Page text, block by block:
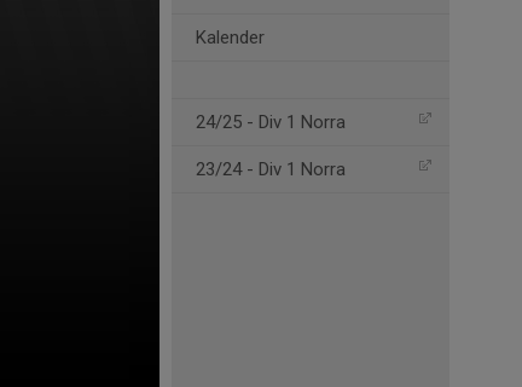
Kalender
24/25 - Div 1 Norra
23/24 - Div 1 Norra